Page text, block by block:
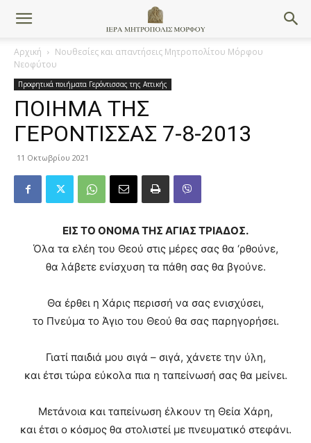
Αρχική
Νουθεσίες και απαντήσεις Μητροπολίτου Μόρφου
Νεοφύτου
Προφητικά ποιήματα Γερόντισσας της Αττικής
ΠΟΙΗΜΑ ΤΗΣ
ΓΕΡΟΝΤΙΣΣΑΣ 7-8-2013
11 Οκτωβρίου 2021
ΕΙΣ ΤΟ ΟΝΟΜΑ ΤΗΣ ΑΓΙΑΣ ΤΡΙΑΔΟΣ.
Όλα τα ελέη του Θεού στις μέρες σας θα ‘ρθούνε,
θα λάβετε ενίσχυση τα πάθη σας θα βγούνε.
Θα έρθει η Χάρις περισσή να σας ενισχύσει,
το Πνεύμα το Άγιο του Θεού θα σας παρηγορήσει.
Γιατί παιδιά μου σιγά – σιγά, χάνετε την ύλη,
και έτσι τώρα εύκολα πια η ταπείνωσή σας θα μείνει.
Μετάνοια και ταπείνωση έλκουν τη Θεία Χάρη,
και έτσι ο κόσμος θα στολιστεί με πνευματικό στεφάνι.